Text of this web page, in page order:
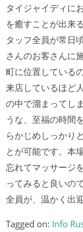
タイジャイディに
を癒すことが出来
タッフ全員が常日
さんのお客さんに
町に位置している
来店しているほど
の中で溜まってし
うな、至福の時間
らかじめしっかり
とが可能です。本
忘れてマッサージ
ってみると良いの
全員が、温かく出
Tagged on: Info